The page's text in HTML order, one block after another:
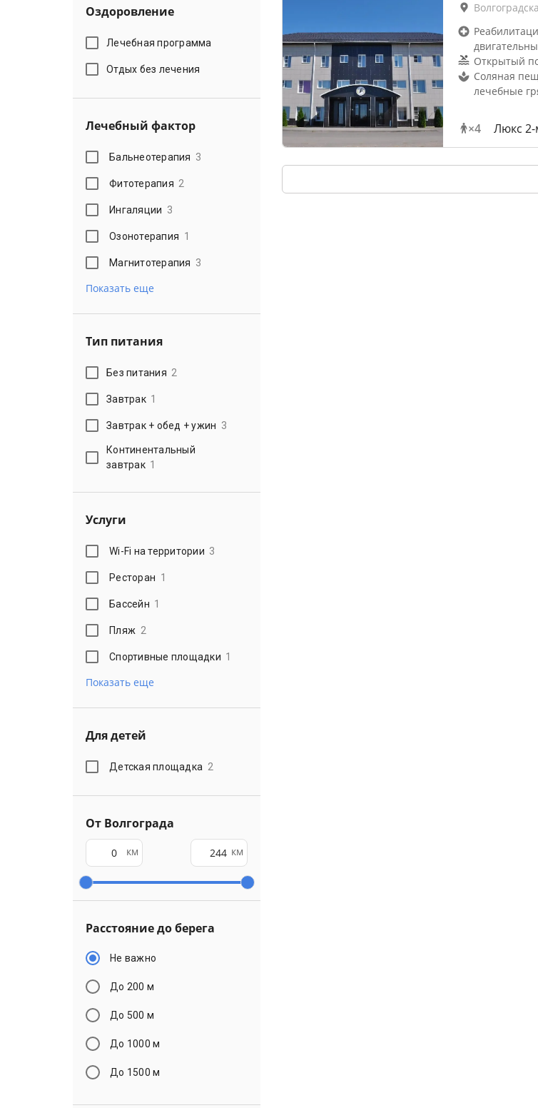
Оздоровление
Лечебная программа
Отдых без лечения
Лечебный фактор
Бальнеотерапия 3
Фитотерапия 2
Ингаляции 3
Озонотерапия 1
Магнитотерапия 3
Показать еще
Тип питания
Без питания 2
Завтрак 1
Завтрак + обед + ужин 3
Континентальный
завтрак 1
Услуги
Wi-Fi на территории 3
Ресторан 1
Бассейн 1
Пляж 2
Спортивные площадки 1
Показать еще
Для детей
Детская площадка 2
От Волгограда
км км
Расстояние до берега
Не важно
До 200 м
До 500 м
До 1000 м
До 1500 м
Открытый
Соляная
лечебные
×4 Люкс